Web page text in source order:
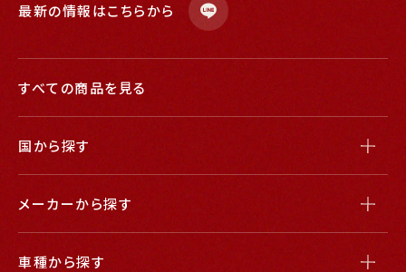
最新の情報はこちらから
すべての商品を見る
国から探す
メーカーから探す
車種から探す